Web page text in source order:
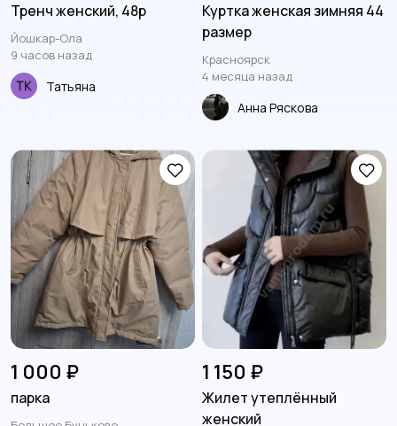
Тренч женский, 48р
Йошкар-Ола
9 часов назад
Татьяна
Куртка женская зимняя 44
размер
Красноярск
4 месяца назад
Анна Ряскова
1 000 ₽
парка
1 150 ₽
Жилет утеплённый
женский